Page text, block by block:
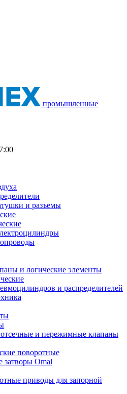
промышленные
и разъемы
и логические элементы
и распределителей
и пережимные клапаны
поворотные
затворы Omal
приводы для запорной